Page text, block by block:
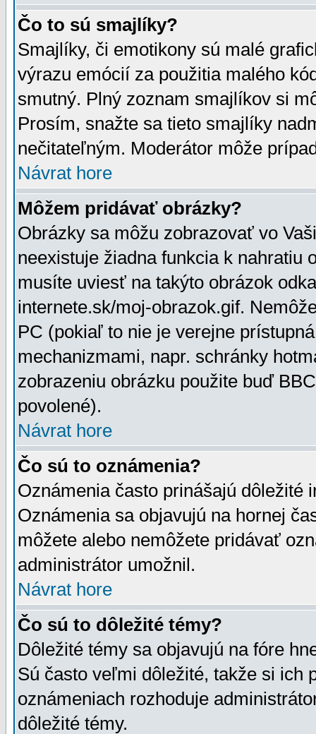
Čo to sú smajlíky?
Smajlíky, či emotikony sú malé
výrazu emócií za použitia malého
smutný. Plný zoznam smajlíkov si
Prosím, snažte sa tieto smajlíky
nečitateľným. Moderátor môže
Návrat hore
Môžem pridávať obrázky?
Obrázky sa môžu zobrazovať vo
neexistuje žiadna funkcia k nahratiu
musíte uviesť na takýto obrázok
internete.sk/moj-obrazok.gif.
PC (pokiaľ to nie je verejne
mechanizmami, napr. schránky
zobrazeniu obrázku použite buď
povolené).
Návrat hore
Čo sú to oznámenia?
Oznámenia často prinášajú dôležité
Oznámenia sa objavujú na hornej
môžete alebo nemôžete pridávať
administrátor umožnil.
Návrat hore
Čo sú to dôležité témy?
Dôležité témy sa objavujú na fóre
Sú často veľmi dôležité, takže si ich
oznámeniach rozhoduje
dôležité témy.